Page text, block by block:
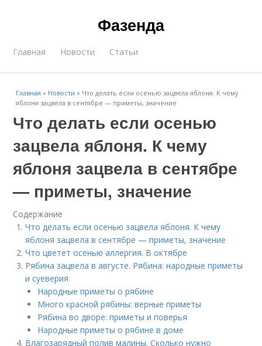
Фазенда
Главная Новости Статьи
Главная » Новости » Что делать если осенью зацвела яблоня. К чему
яблоня зацвела в сентябре — приметы, значение
Что делать если осенью
зацвела яблоня. К чему
яблоня зацвела в сентябре
— приметы, значение
Содержание
Что делать если осенью зацвела яблоня. К чему
яблоня зацвела в сентябре — приметы, значение
Что цветет осенью аллергия. В октябре
Рябина зацвела в августе. Рябина: народные приметы
и суеверия
Народные приметы о рябине
Много красной рябины: верные приметы
Рябина во дворе: приметы и поверья
Народные приметы о рябине в доме
Влагозарядный полив малины. Сколько нужно